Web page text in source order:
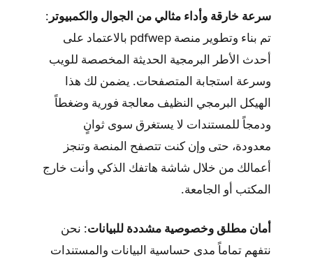
سرعة خارقة وأداء مثالي من الجوال والكمبيوتر :
تم بناء وتطوير منصة pdfwep بالاعتماد على
أحدث الأطر البرمجية الحديثة المخصصة للويب
وسرعة استجابة المتصفحات. يضمن لك هذا
الهيكل البرمجي النظيف معالجة فورية وضغطاً
ودمجاً للمستندات لا يستغرق سوى ثوانٍ
معدودة، حتى وإن كنت تتصفح المنصة وتنجز
أعمالك من خلال شاشة هاتفك الذكي وأنت خارج
المكتب أو الجامعة.
أمان مطلق وخصوصية مشددة للبيانات: نحن
نتفهم تماماً مدى حساسية البيانات والمستندات